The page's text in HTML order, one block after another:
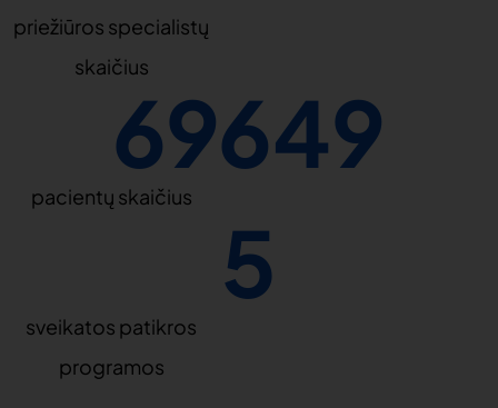
priežiūros specialistų
skaičius
69649
pacientų skaičius
5
sveikatos patikros
programos